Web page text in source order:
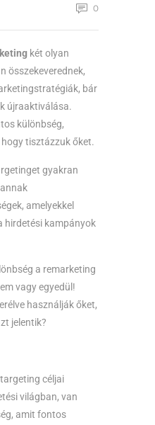
0
két olyan
összekeverednek,
bár
újraaktiválása.
különbség,
tisztázzuk őket.
gyakran
amelyekkel
hirdetési kampányok
a remarketing
vagy egyedül!
használják őket,
jelentik?
céljai
világban, van
amit fontos